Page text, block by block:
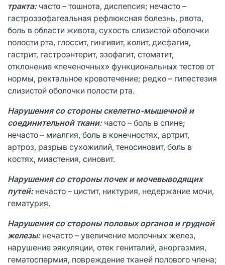
тракта: часто – тошнота, диспепсия; нечасто –
гастроэзофагеальная рефлюксная болезнь, рвота,
боль в области живота, сухость слизистой оболочки
полости рта, глоссит, гингивит, колит, дисфагия,
гастрит, гастроэнтерит, эзофагит, стоматит,
отклонение «печеночных» функциональных тестов от
нормы, ректальное кровотечение; редко – гипестезия
слизистой оболочки полости рта.
Нарушения со стороны скелетно-мышечной и
соединительной ткани: часто – боль в спине;
нечасто – миалгия, боль в конечностях, артрит,
артроз, разрыв сухожилий, теносиновит, боль в
костях, миастения, синовит.
Нарушения со стороны почек и мочевыводящих
путей: нечасто – цистит, никтурия, недержание мочи,
гематурия.
Нарушения со стороны половых органов и грудной
железы: нечасто – увеличение молочных желез,
нарушение эякуляции, отек гениталий, аноргазмия,
гематоспермия, повреждение тканей полового члена;